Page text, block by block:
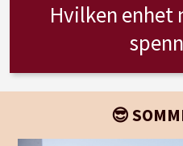
Hvilken enhet
😎